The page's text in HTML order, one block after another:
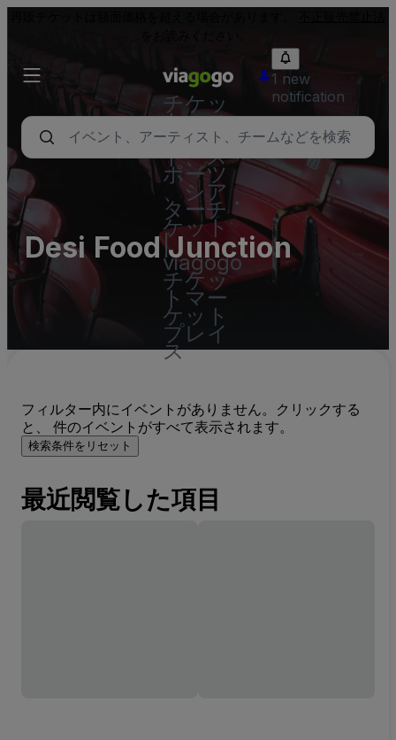
チケッ
ト - コ
ンサー
ト、ス
ポーツ
、シア
ターチ
ケット
|
viagogo
チケッ
トマー
ケット
プレイ
ス
1 new
notification
Desi Food Junction
フィルター内にイベントがありません。クリックする
と、 件のイベントがすべて表示されます。
検索条件をリセット
最近閲覧した項目